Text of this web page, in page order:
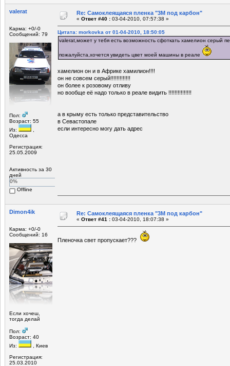
valerat
Карма: +0/-0
Сообщений: 79
Пол:
Возраст: 55
Из:
Одесса
Регистрация:
25.05.2009
Активность за 30
дней
0%
Offline
Re: Самоклеящаяся пленка "3М под карбон"
« Ответ #40 : 03-04-2010, 07:57:38 »
Цитата: morkovka от 01-04-2010, 18:50:05
valerat,может у тебя есть возможность сфоткать хамелион серый
пожалуйста,хочется увидеть цвет моей машины в реале
хамелион он и в Африке хамилион!!!!
он не совсем серый!!!!!!!!!!!!!
он более к розовому отливу
но вообще её надо только в реале видить !!!!!!!!!!!!!!!
а в крыму есть только представительство
в Севастопале
если интересно могу дать адрес
Dimon4ik
Карма: +0/-0
Сообщений: 16
Если хочеш,
тогда делай
Пол:
Возраст: 40
Из:
, Киев
Регистрация:
25.03.2010
Re: Самоклеящаяся пленка "3М под карбон"
« Ответ #41 : 03-04-2010, 18:07:38 »
Пленочка свет пропускает???